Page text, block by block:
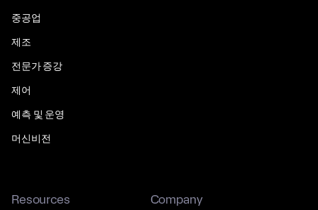
중공업
제조
전문가 증강
제어
예측 및 운영
머신비전
Resources Company